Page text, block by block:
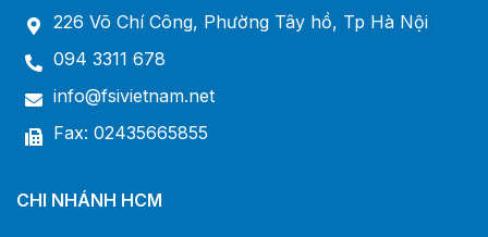
226 Võ Chí Công, Phường Tây hồ, Tp Hà Nội
094 3311 678
info@fsivietnam.net
Fax: 02435665855
CHI NHÁNH HCM